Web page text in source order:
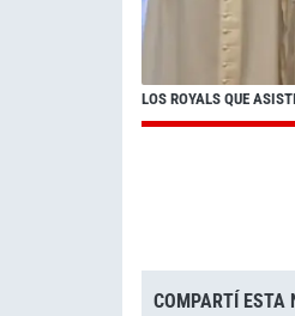
LOS ROYALS QUE
COMPARTÍ ESTA